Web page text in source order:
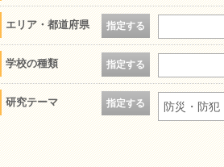
エリア・都道府県 指定する
学校の種類 指定する
研究テーマ 指定する 防災・防犯